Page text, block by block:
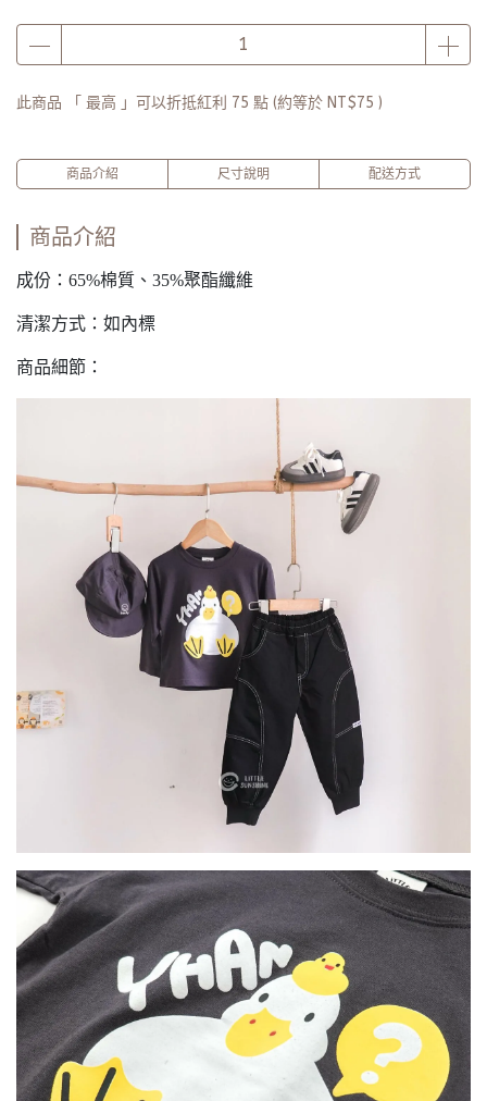
品牌2週年PARTY單筆滿$5000-贈【品牌多功能披肩暖毯】(數
量有限送完為止)
此商品 「 最高 」可以折抵紅利 75 點 (約等於 NT$75 )
商品介紹 尺寸說明 配送方式
商品介紹
成份：65%棉質、35%聚酯纖維
清潔方式：如內標
商品細節：